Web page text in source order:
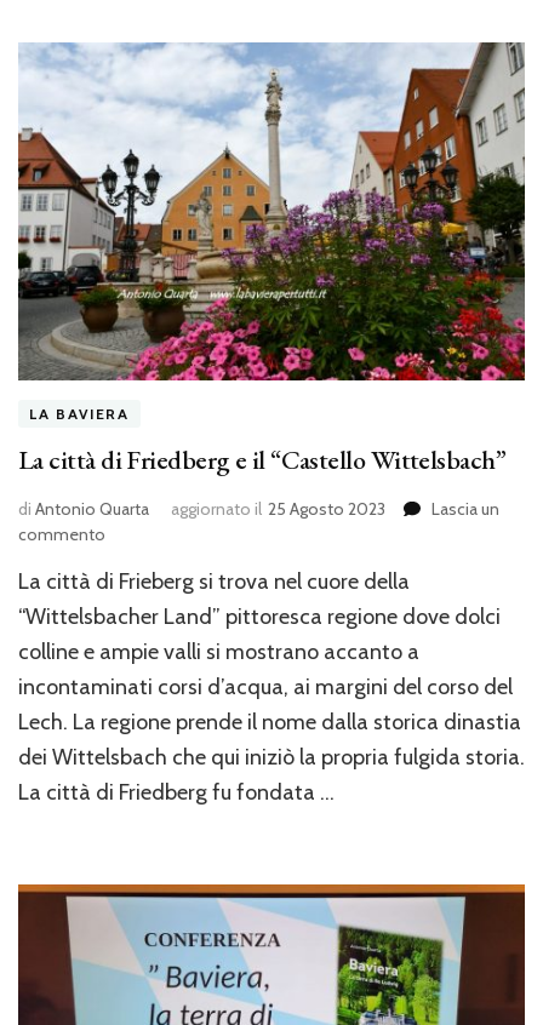
Ludwig”
LA BAVIERA
La città di Friedberg e il “Castello Wittelsbach”
di Antonio Quarta aggiornato il 25 Agosto 2023
Lascia un
commento
città
di
e
il
“Castello
Wittelsbach”
La città di Frieberg si trova nel cuore della
“Wittelsbacher Land” pittoresca regione dove dolci
colline e ampie valli si mostrano accanto a
incontaminati corsi d’acqua, ai margini del corso del
Lech. La regione prende il nome dalla storica dinastia
dei Wittelsbach che qui iniziò la propria fulgida storia.
La città di Friedberg fu fondata …